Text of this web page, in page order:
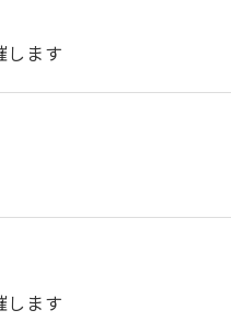
します
します